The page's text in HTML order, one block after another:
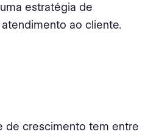
estratégia de
ao cliente.
de crescimento tem entre